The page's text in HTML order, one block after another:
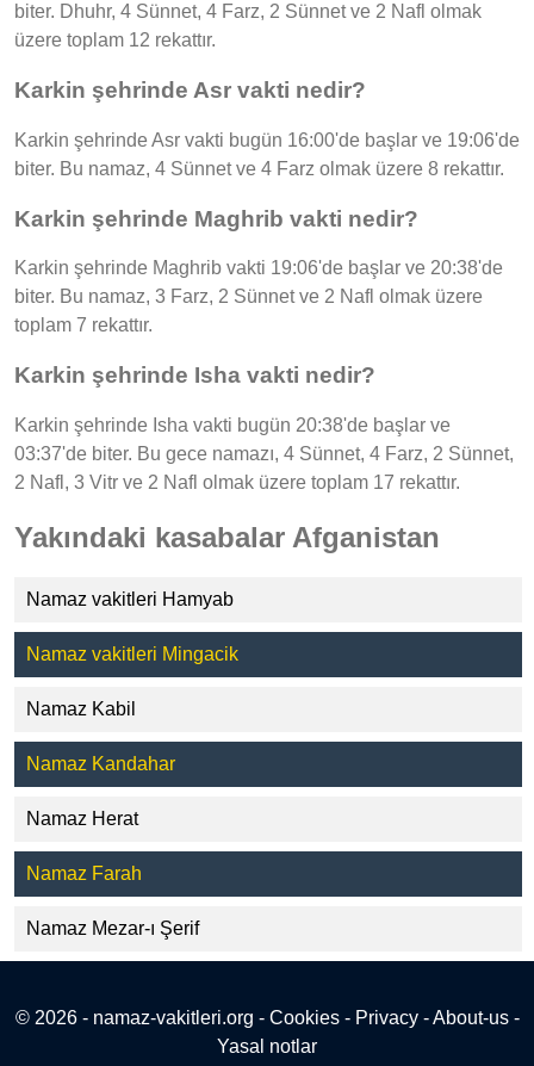
biter. Dhuhr, 4 Sünnet, 4 Farz, 2 Sünnet ve 2 Nafl olmak
üzere toplam 12 rekattır.
Karkin şehrinde Asr vakti nedir?
Karkin şehrinde Asr vakti bugün 16:00'de başlar ve 19:06'de
biter. Bu namaz, 4 Sünnet ve 4 Farz olmak üzere 8 rekattır.
Karkin şehrinde Maghrib vakti nedir?
Karkin şehrinde Maghrib vakti 19:06'de başlar ve 20:38'de
biter. Bu namaz, 3 Farz, 2 Sünnet ve 2 Nafl olmak üzere
toplam 7 rekattır.
Karkin şehrinde Isha vakti nedir?
Karkin şehrinde Isha vakti bugün 20:38'de başlar ve
03:37'de biter. Bu gece namazı, 4 Sünnet, 4 Farz, 2 Sünnet,
2 Nafl, 3 Vitr ve 2 Nafl olmak üzere toplam 17 rekattır.
Yakındaki kasabalar Afganistan
Namaz vakitleri Hamyab
Namaz vakitleri Mingacik
Namaz Kabil
Namaz Kandahar
Namaz Herat
Namaz Farah
Namaz Mezar-ı Şerif
© 2026 - namaz-vakitleri.org - Cookies- Privacy-About-us-
Yasal notlar